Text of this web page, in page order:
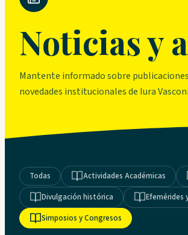
Noticias y
Mantente informado sobre
novedades institucionales de Iura
Todas Actividades Académicas
Divulgación histórica
Efemérides
Simposios y Congresos